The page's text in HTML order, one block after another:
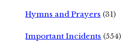
Hymns and Prayers (31)
Important Incidents (554)